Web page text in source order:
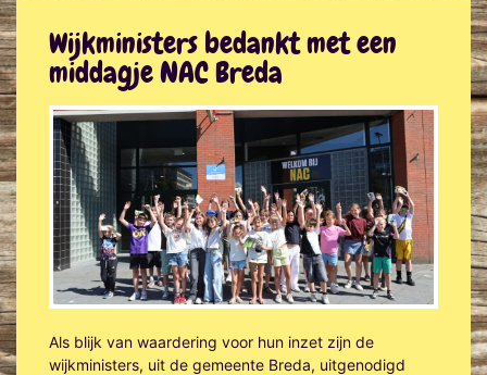
Wijkministers bedankt met een
middagje NAC Breda
Als blijk van waardering voor hun inzet zijn de
wijkministers, uit de gemeente Breda, uitgenodigd